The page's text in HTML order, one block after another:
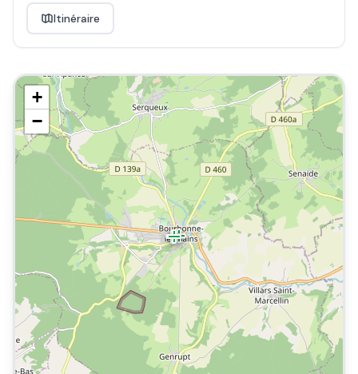
Itinéraire
+
−